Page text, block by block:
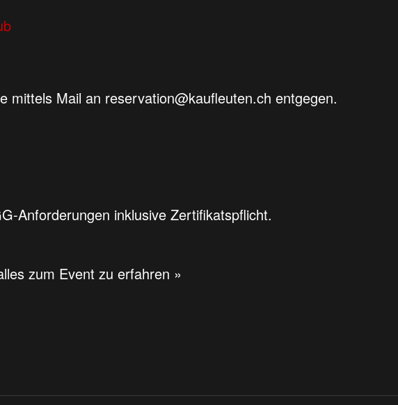
mittels Mail an reservation@kaufleuten.ch entgegen.
Anforderungen inklusive Zertifikatspflicht.
zum Event zu erfahren »